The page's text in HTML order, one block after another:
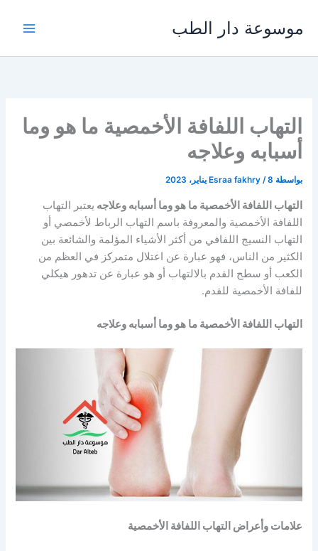
المحتوى
موسوعة دار الطب
التهاب اللفافة الأخمصية ما هو وما
أسبابه وعلاجه
بواسطة Esraa fakhry /8 يناير، 2023
التهاب اللفافة الأخمصية ما هو وما أسبابه وعلاجه يعتبر التهاب
اللفافة الأخمصية والمعروفة باسم التهاب الرباط لأخمصي أو
التهاب النسيج اللفافي من أكثر الأشياء المؤلمة والشائعة بين
الكثير من الناس، فهو عبارة عن اعتلال متمركز في العظم من
الكعب أو سطح القدم بالالتهاب أو هو عبارة عن تدهور هيكلي
للفافة الأخمصية للقدم.
التهاب اللفافة الأخمصية ما هو وما أسبابه وعلاجه
علامات وأعراض التهاب اللفافة الأخمصية